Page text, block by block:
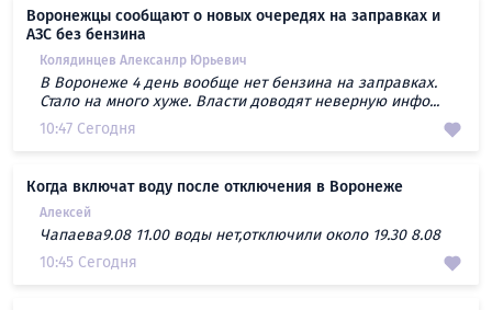
Воронежцы сообщают о новых очередях на заправках и
АЗС без бензина
Колядинцев Алексанлр Юрьевич
В Воронеже 4 день вообще нет бензина на заправках.
Стало на много хуже. Власти доводят неверную инфо...
10:47 Сегодня
Когда включат воду после отключения в Воронеже
Алексей
Чапаева9.08 11.00 воды нет,отключили около 19.30 8.08
10:45 Сегодня